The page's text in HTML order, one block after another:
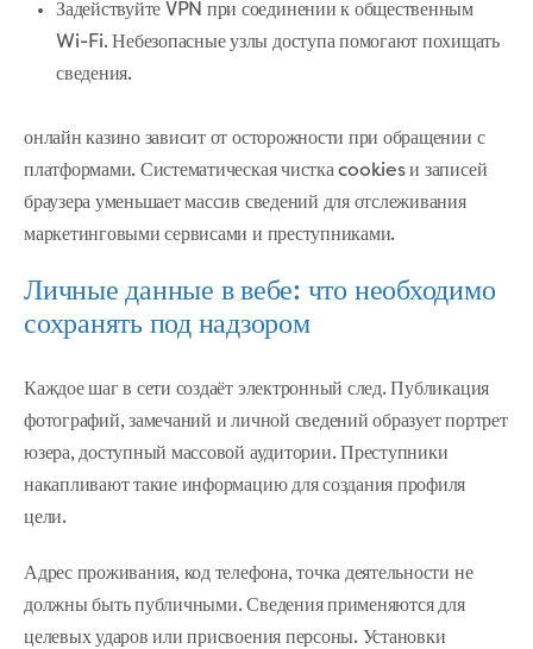
Задействуйте VPN при соединении к общественным
Wi-Fi. Небезопасные узлы доступа помогают похищать
сведения.
онлайн казино зависит от осторожности при обращении с
платформами. Систематическая чистка cookies и записей
браузера уменьшает массив сведений для отслеживания
маркетинговыми сервисами и преступниками.
Личные данные в вебе: что необходимо
сохранять под надзором
Каждое шаг в сети создаёт электронный след. Публикация
фотографий, замечаний и личной сведений образует портрет
юзера, доступный массовой аудитории. Преступники
накапливают такие информацию для создания профиля
цели.
Адрес проживания, код телефона, точка деятельности не
должны быть публичными. Сведения применяются для
целевых ударов или присвоения персоны. Установки